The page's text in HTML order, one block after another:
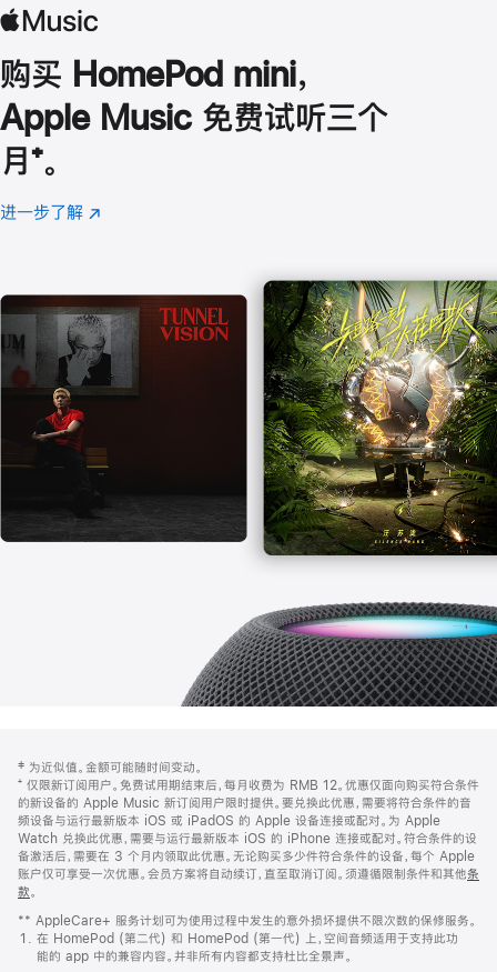
购买 HomePod mini，
Apple Music 免费试听三个
月 脚
注
⁺。
进一步了解 Apple
(在
口
中
打
开)
页
页
脚
注
‡ 为近似值。金额可能随时间变动。
⁺ 仅限新订阅用户。免费试用期结束后，每月收费为 RMB 12。优惠仅面向购买符合条件
的新设备的 Apple Music 新订阅用户限时提供。要兑换此优惠，需要将符合条件的音
频设备与运行最新版本 iOS 或 iPadOS 的 Apple 设备连接或配对。为 Apple
Watch 兑换此优惠，需要与运行最新版本 iOS 的 iPhone 连接或配对。符合条件的设
备激活后，需要在 3 个月内领取此优惠。无论购买多少件符合条件的设备，每个 Apple
账户仅可享受一次优惠。会员方案将自动续订，直至取消订阅。须遵循限制条件和其他条
款。
窗
口
中
** AppleCare+ 服务计划可为使用过程中发生的意外损坏提供不限次数的保修服务。
在 HomePod (第二代) 和 HomePod (第一代) 上，空间音频适用于支持此功
能的 app 中的兼容内容。并非所有内容都支持杜比全景声。